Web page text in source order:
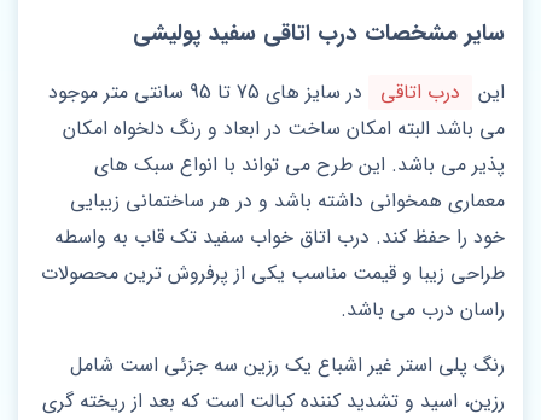
سایر مشخصات درب اتاقی سفید پولیشی
این درب اتاقی
در سایز های 75 تا 95 سانتی متر موجود
می باشد البته امکان ساخت در ابعاد و رنگ دلخواه امکان
پذیر می باشد. این طرح می تواند با انواع سبک های
معماری همخوانی داشته باشد و در هر ساختمانی زیبایی
خود را حفظ کند. درب اتاق خواب سفید تک قاب به واسطه
طراحی زیبا و قیمت مناسب یکی از پرفروش ترین محصولات
راسان درب می باشد.
رنگ پلی استر غیر اشباع یک رزین سه جزئی است شامل
رزین، اسید و تشدید کننده کبالت است که بعد از ریخته گری